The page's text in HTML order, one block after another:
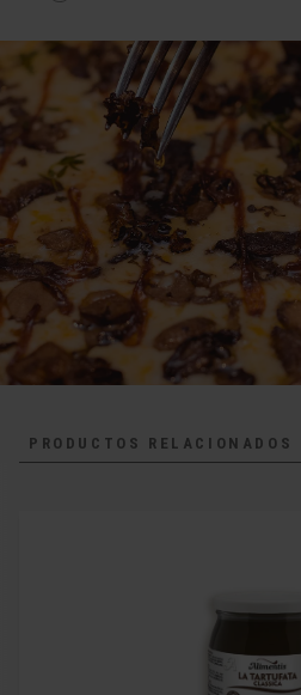
PRODUCTOS RELACIONADOS